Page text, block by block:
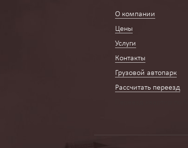
О компании
Цены
Услуги
Контакты
Грузовой автопарк
Рассчитать переезд